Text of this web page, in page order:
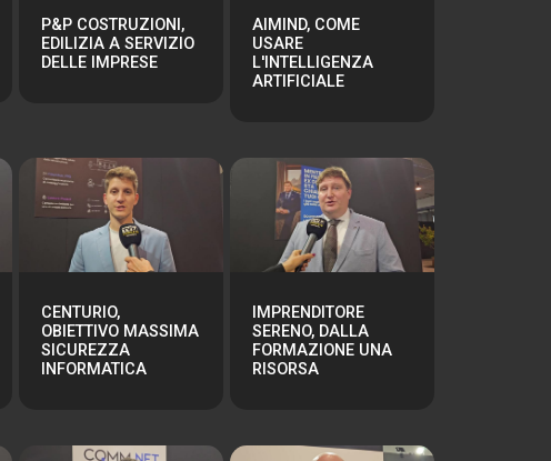
P&P COSTRUZIONI,
EDILIZIA A SERVIZIO
DELLE IMPRESE
AIMIND, COME
USARE
L'INTELLIGENZA
ARTIFICIALE
CENTURIO,
OBIETTIVO MASSIMA
SICUREZZA
INFORMATICA
IMPRENDITORE
SERENO, DALLA
FORMAZIONE UNA
RISORSA